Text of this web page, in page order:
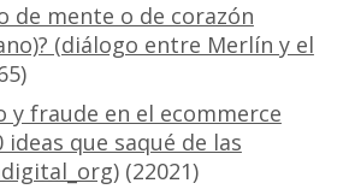
de mente o de corazón
(diálogo entre Merlín y el
y fraude en el ecommerce
que saqué de las
(22021)